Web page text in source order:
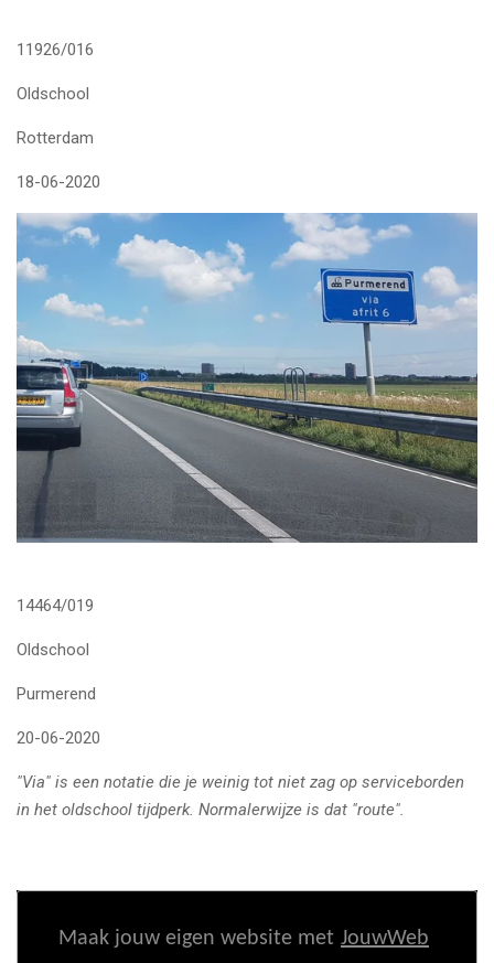
11926/016
Oldschool
Rotterdam
18-06-2020
14464/019
Oldschool
Purmerend
20-06-2020
"Via" is een notatie die je weinig tot niet zag op serviceborden
in het oldschool tijdperk. Normalerwijze is dat "route".
Maak jouw eigen website met JouwWeb